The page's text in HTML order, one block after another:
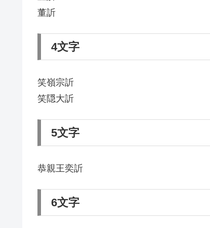
董訢
4文字
笑嶺宗訢
笑隠大訢
5文字
恭親王奕訢
6文字